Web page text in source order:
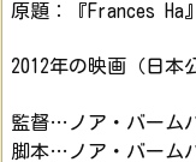
原題：『Frances Ha』
2012年の映画（日本
監督…ノア・バーム
脚本…ノア・バーム